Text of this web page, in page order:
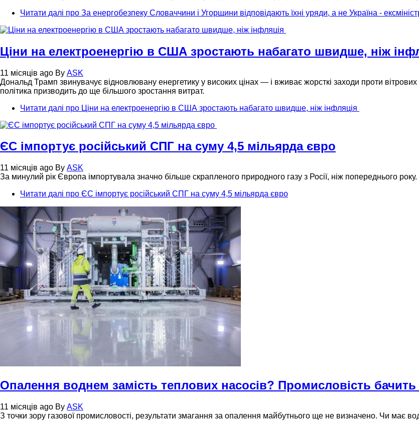
Читати далі про За енергобезпеку Словаччини і Угорщини відповідають їхні уряди, а не Україна -
Ціни на електроенергію в США зростають набагато швидше, ніж
11 місяців ago By ASK
Дональд Трамп звинувачує відновлювану енергетику у високих цінах — і вживає жорсткі заходи проти
політика призводить до ще більшого зростання витрат.
Читати далі про Ціни на електроенергію в США зростають набагато швидше, ніж інфляція
ЄС імпортує російський СПГ на суму 4,5 мільярда євро
11 місяців ago By ASK
За минулий рік Європа імпортувала значно більше скрапленого природного газу з Росії, ніж попереднього
Читати далі про ЄС імпортує російський СПГ на суму 4,5 мільярда євро
Опалення воднем замість теплових насосів? Промисловість бачить
11 місяців ago By ASK
З точки зору газової промисловості, результати змагання за опалення майбутнього ще не визначено. Чи має